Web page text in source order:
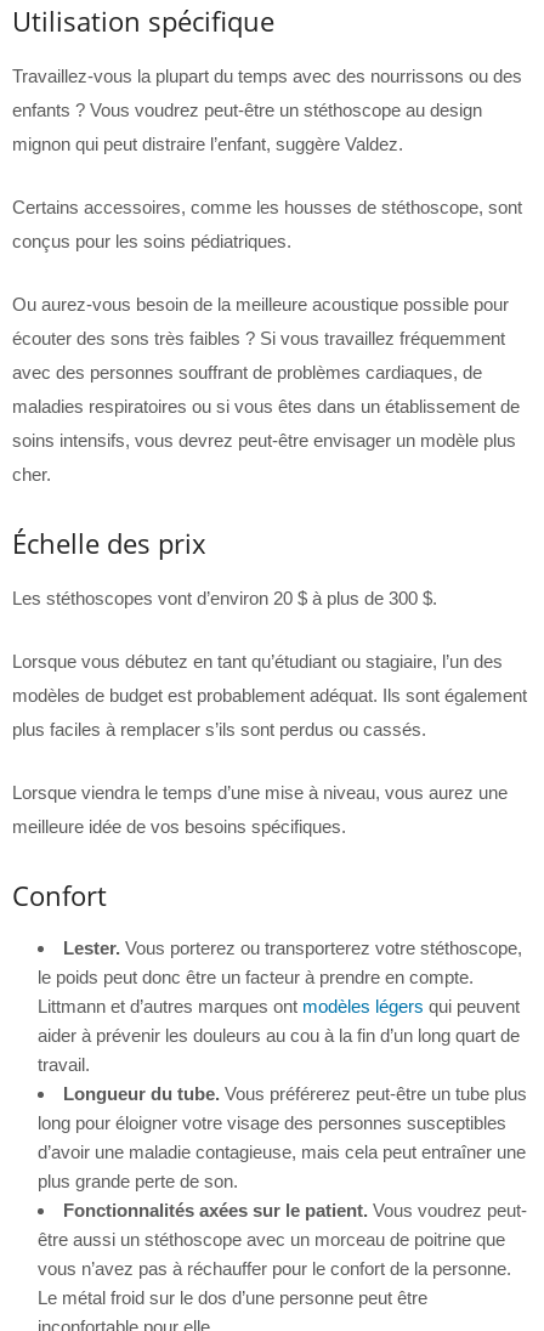
Utilisation spécifique
Travaillez-vous la plupart du temps avec des nourrissons ou des
enfants ? Vous voudrez peut-être un stéthoscope au design
mignon qui peut distraire l’enfant, suggère Valdez.
Certains accessoires, comme les housses de stéthoscope, sont
conçus pour les soins pédiatriques.
Ou aurez-vous besoin de la meilleure acoustique possible pour
écouter des sons très faibles ? Si vous travaillez fréquemment
avec des personnes souffrant de problèmes cardiaques, de
maladies respiratoires ou si vous êtes dans un établissement de
soins intensifs, vous devrez peut-être envisager un modèle plus
cher.
Échelle des prix
Les stéthoscopes vont d’environ 20 $ à plus de 300 $.
Lorsque vous débutez en tant qu’étudiant ou stagiaire, l’un des
modèles de budget est probablement adéquat. Ils sont également
plus faciles à remplacer s’ils sont perdus ou cassés.
Lorsque viendra le temps d’une mise à niveau, vous aurez une
meilleure idée de vos besoins spécifiques.
Confort
Lester. Vous porterez ou transporterez votre stéthoscope,
le poids peut donc être un facteur à prendre en compte.
Littmann et d’autres marques ont modèles légers qui peuvent
aider à prévenir les douleurs au cou à la fin d’un long quart de
travail.
Longueur du tube. Vous préférerez peut-être un tube plus
long pour éloigner votre visage des personnes susceptibles
d’avoir une maladie contagieuse, mais cela peut entraîner une
plus grande perte de son.
Fonctionnalités axées sur le patient. Vous voudrez peut-
être aussi un stéthoscope avec un morceau de poitrine que
vous n’avez pas à réchauffer pour le confort de la personne.
Le métal froid sur le dos d’une personne peut être
inconfortable pour elle.